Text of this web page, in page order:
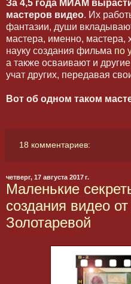
За 4,5 года МИАМ
мастеров видео. Их
фантазии, души
мастера, именно, мастера,
науку создания фильма по
а также осваивают и
учат других, передавая
Вот об одном таком
18 комментариев:
четверг, 17 августа 2017 г.
Маленькие
создания видео
Золотаревой